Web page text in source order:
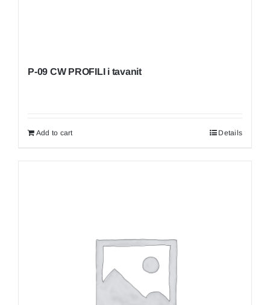
P-09 CW PROFILI i tavanit
Add to cart Details